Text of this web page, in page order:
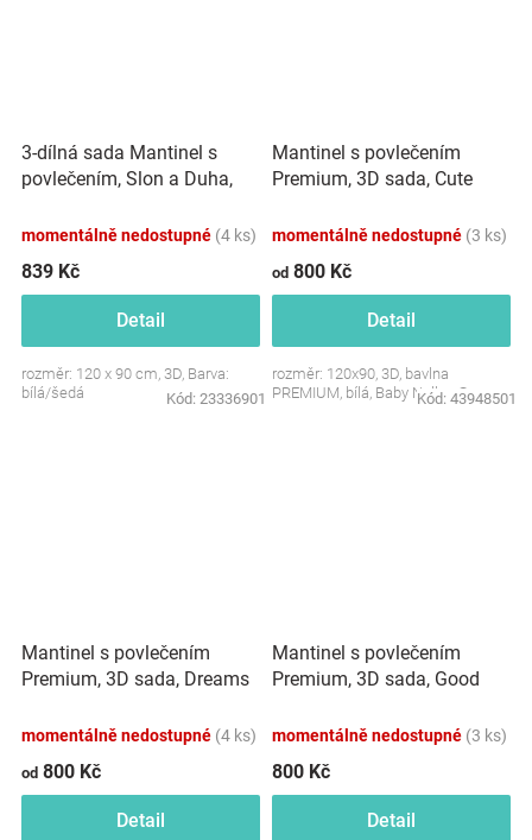
3-dílná sada Mantinel s
povlečením, Slon a Duha,
momentálně nedostupné (4 ks)
839 Kč
Detail
rozměr: 120 x 90 cm, 3D, Barva:
bílá/šedá
Kód: 23336901
Mantinel s povlečením
Premium, 3D sada, Cute
momentálně nedostupné (3 ks)
od 800 Kč
Detail
rozměr: 120x90, 3D, bavlna
PREMIUM, bílá, Baby Nellys ®
Kód: 43948501
Mantinel s povlečením
Premium, 3D sada, Dreams
momentálně nedostupné (4 ks)
od 800 Kč
Detail
Mantinel s povlečením
Premium, 3D sada, Good
120x90 cm
momentálně nedostupné (3 ks)
800 Kč
Detail